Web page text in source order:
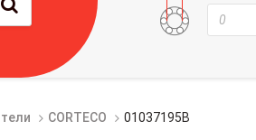
CORTECO 01037195B